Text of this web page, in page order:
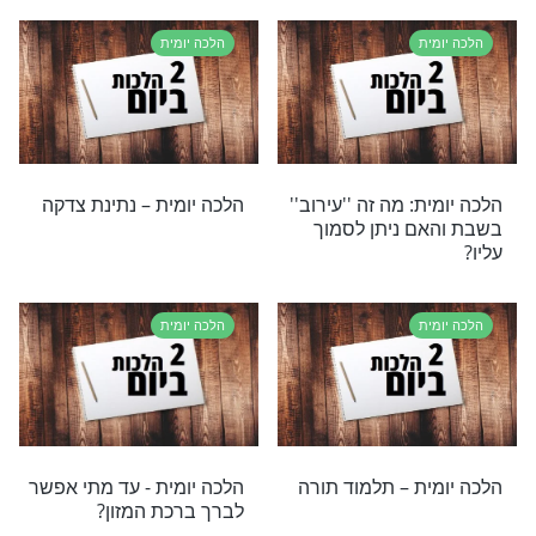
למי אסור לקבל
הלכה יומית – ברכת מעין
שלוש
מתי מותר
גם ביום צום?
הלכה יומית
הלכה יומית – עירוב תבשילין